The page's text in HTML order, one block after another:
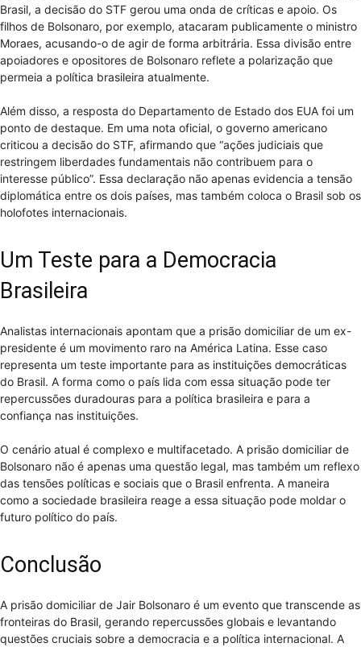
Brasil, a decisão do STF gerou uma onda de críticas e apoio. Os
filhos de Bolsonaro, por exemplo, atacaram publicamente o ministro
Moraes, acusando-o de agir de forma arbitrária. Essa divisão entre
apoiadores e opositores de Bolsonaro reflete a polarização que
permeia a política brasileira atualmente.
Além disso, a resposta do Departamento de Estado dos EUA foi um
ponto de destaque. Em uma nota oficial, o governo americano
criticou a decisão do STF, afirmando que “ações judiciais que
restringem liberdades fundamentais não contribuem para o
interesse público”. Essa declaração não apenas evidencia a tensão
diplomática entre os dois países, mas também coloca o Brasil sob os
holofotes internacionais.
Um Teste para a Democracia
Brasileira
Analistas internacionais apontam que a prisão domiciliar de um ex-
presidente é um movimento raro na América Latina. Esse caso
representa um teste importante para as instituições democráticas
do Brasil. A forma como o país lida com essa situação pode ter
repercussões duradouras para a política brasileira e para a
confiança nas instituições.
O cenário atual é complexo e multifacetado. A prisão domiciliar de
Bolsonaro não é apenas uma questão legal, mas também um reflexo
das tensões políticas e sociais que o Brasil enfrenta. A maneira
como a sociedade brasileira reage a essa situação pode moldar o
futuro político do país.
Conclusão
A prisão domiciliar de Jair Bolsonaro é um evento que transcende as
fronteiras do Brasil, gerando repercussões globais e levantando
questões cruciais sobre a democracia e a política internacional. A